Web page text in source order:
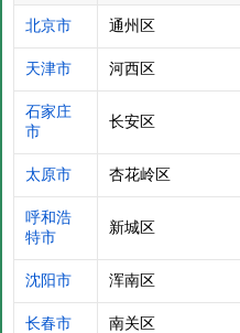
北京市 通州区
天津市 河西区
石家庄
市
长安区
太原市 杏花岭区
呼和浩
特市
新城区
沈阳市 浑南区
长春市 南关区